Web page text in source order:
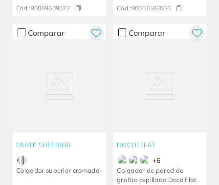
Cód.:90009609072 Cód.:90001582006
Comparar
PARTE SUPERIOR
Colgador superior cromado
Comparar
DOCOLFLAT
+6
Colgador de pared de
grafito cepillado DocolFlat